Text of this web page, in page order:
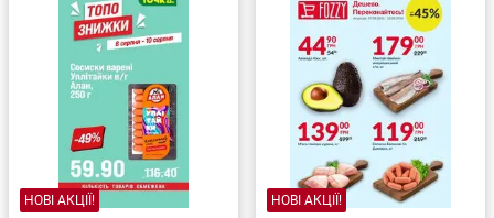
НОВІ АКЦІЇ!
НОВІ АКЦІЇ!